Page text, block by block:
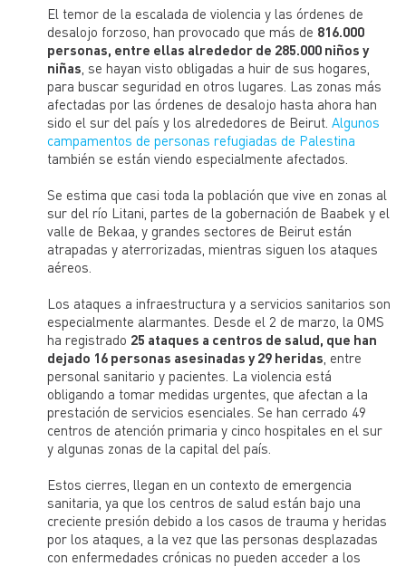
El temor de la escalada de violencia y las órdenes de
desalojo forzoso, han provocado que más de 816.000
personas, entre ellas alrededor de 285.000 niños y
niñas , se hayan visto obligadas a huir de sus hogares,
para buscar seguridad en otros lugares. Las zonas más
afectadas por las órdenes de desalojo hasta ahora han
sido el sur del país y los alrededores de Beirut.Algunos
campamentos de personas refugiadas de Palestina
también se están viendo especialmente afectados.
Se estima que casi toda la población que vive en zonas al
sur del río Litani, partes de la gobernación de Baabek y el
valle de Bekaa, y grandes sectores de Beirut están
atrapadas y aterrorizadas, mientras siguen los ataques
aéreos.
Los ataques a infraestructura y a servicios sanitarios son
especialmente alarmantes. Desde el 2 de marzo, la OMS
ha registrado 25 ataques a centros de salud, que han
dejado 16 personas asesinadas y 29 heridas , entre
personal sanitario y pacientes. La violencia está
obligando a tomar medidas urgentes, que afectan a la
prestación de servicios esenciales. Se han cerrado 49
centros de atención primaria y cinco hospitales en el sur
y algunas zonas de la capital del país.
Estos cierres, llegan en un contexto de emergencia
sanitaria, ya que los centros de salud están bajo una
creciente presión debido a los casos de trauma y heridas
por los ataques, a la vez que las personas desplazadas
con enfermedades crónicas no pueden acceder a los